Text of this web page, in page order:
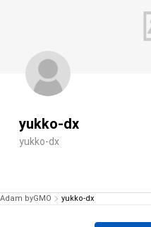
yukko-dx
yukko-dx
Adam byGMO yukko-dx